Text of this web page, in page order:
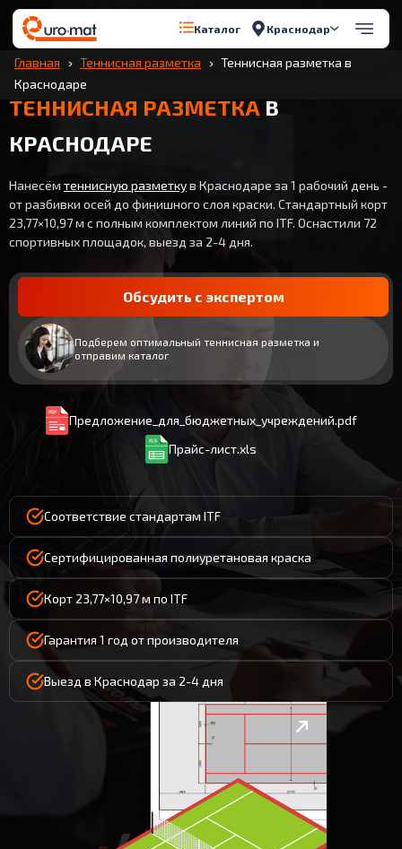
Каталог Краснодар
Главная Теннисная разметка
Теннисная разметка в
Краснодаре
ТЕННИСНАЯ РАЗМЕТКА В
КРАСНОДАРЕ
Нанесём теннисную разметкув Краснодаре за 1 рабочий день -
от разбивки осей до финишного слоя краски. Стандартный корт
23,77×10,97 м с полным комплектом линий по ITF. Оснастили 72
спортивных площадок, выезд за 2-4 дня.
Обсудить с экспертом
Подберем оптимальный теннисная разметка и
отправим каталог
Предложение_для_бюджетных_учреждений.pdf
Прайс-лист.xls
Соответствие стандартам ITF
Сертифицированная полиуретановая краска
Корт 23,77×10,97 м по ITF
Гарантия 1 год от производителя
Выезд в Краснодар за 2-4 дня